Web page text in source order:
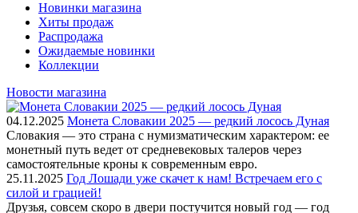
Новинки магазина
Хиты продаж
Распродажа
Ожидаемые новинки
Коллекции
Новости магазина
04.12.2025 Монета Словакии 2025 — редкий лосось Дуная
Словакия — это страна с нумизматическим характером: ее
монетный путь ведет от средневековых талеров через
самостоятельные кроны к современным евро.
25.11.2025 Год Лошади уже скачет к нам! Встречаем его с
силой и грацией!
Друзья, совсем скоро в двери постучится новый год — год